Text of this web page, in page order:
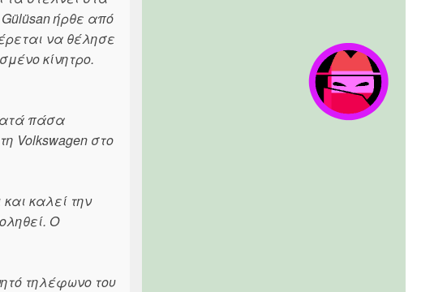
ήρθε από
να θέλησε
κίνητρο.
πάσα
Volkswagen στο
καλεί την
Ο
τηλέφωνο του